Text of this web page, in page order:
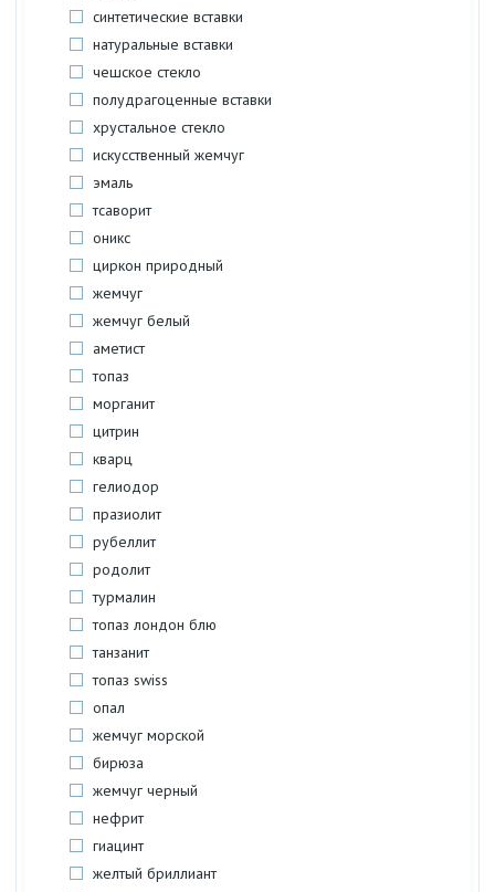
синтетические вставки
натуральные вставки
чешское стекло
полудрагоценные вставки
хрустальное стекло
искусственный жемчуг
эмаль
тсаворит
оникс
циркон природный
жемчуг
жемчуг белый
аметист
топаз
морганит
цитрин
кварц
гелиодор
празиолит
рубеллит
родолит
турмалин
топаз лондон блю
танзанит
топаз swiss
опал
жемчуг морской
бирюза
жемчуг черный
нефрит
гиацинт
желтый бриллиант